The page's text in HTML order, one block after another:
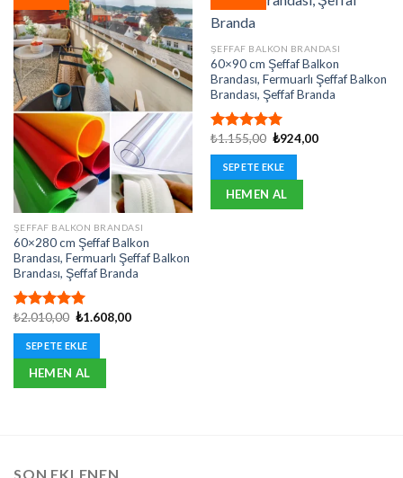
ŞEFFAF BALKON BRANDASI
60×280 cm Şeffaf Balkon
Brandası, Fermuarlı Şeffaf Balkon
Brandası, Şeffaf Branda
5 üzerinden
5.00oy
aldı
₺2.010,00 Orijinal
₺2.010,00.
₺1.608,00Şu
SEPETE EKLE
HEMEN AL
ŞEFFAF BALKON BRANDASI
60×90 cm Şeffaf Balkon
Brandası, Fermuarlı Şeffaf Balkon
Brandası, Şeffaf Branda
5 üzerinden
5.00oy
aldı
₺1.155,00 Orijinal
₺1.155,00.
₺924,00Şu
SEPETE EKLE
HEMEN AL
SON EKLENEN